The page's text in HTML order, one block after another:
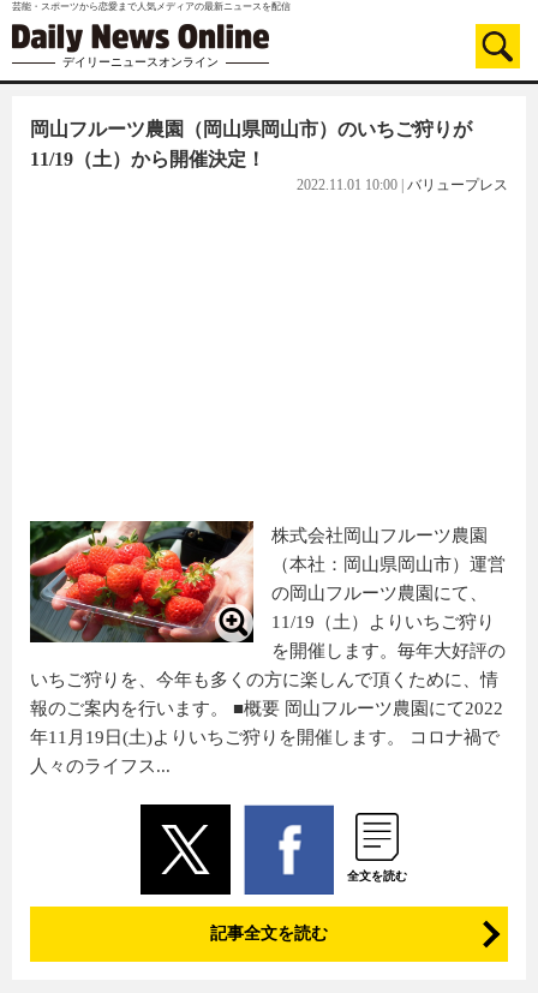
芸能・スポーツから恋愛まで人気メディアの最新ニュースを配信
デイリーニュースオンライン
岡山フルーツ農園（岡山県岡山市）のいちご狩りが
11/19（土）から開催決定！
2022.11.01 10:00 バリュープレス
株式会社岡山フルーツ農園
（本社：岡山県岡山市）運営
の岡山フルーツ農園にて、
11/19（土）よりいちご狩り
を開催します。毎年大好評の
いちご狩りを、今年も多くの方に楽しんで頂くために、情
報のご案内を行います。 ■概要 岡山フルーツ農園にて2022
年11月19日(土)よりいちご狩りを開催します。 コロナ禍で
人々のライフス...
全文を読む
記事全文を読む